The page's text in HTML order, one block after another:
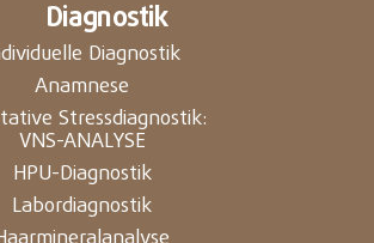
Diagnostik
Diagnostik
Anamnese
Stressdiagnostik:
VNS-ANALYSE
HPU-Diagnostik
Labordiagnostik